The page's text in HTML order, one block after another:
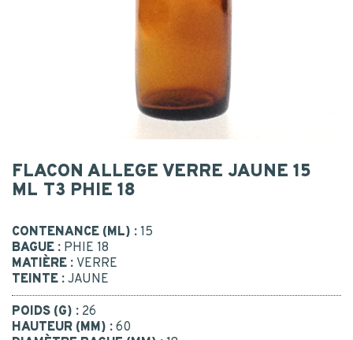
CONTACT
NOUS CONTACTER
Ou appelez-nous : 02 41 96 90 10
Recevez notre newsletter
FLACON ALLEGE VERRE JAUNE 15
ML T3 PHIE 18
CONTENANCE (ML) : 15
BAGUE : PHIE 18
MATIÈRE : VERRE
TEINTE : JAUNE
POIDS (G) : 26
HAUTEUR (MM) : 60
Je consens à la collecte, au traitement et à l'utilisation
de mes données personnelles.
*